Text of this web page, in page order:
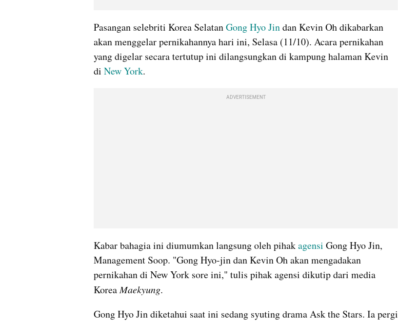
Pasangan selebriti Korea Selatan Gong Hyo Jin dan Kevin Oh dikabarkan
akan menggelar pernikahannya hari ini, Selasa (11/10). Acara pernikahan
yang digelar secara tertutup ini dilangsungkan di kampung halaman Kevin
di New York.
ADVERTISEMENT
Kabar bahagia ini diumumkan langsung oleh pihak agensi Gong Hyo Jin,
Management Soop. "Gong Hyo-jin dan Kevin Oh akan mengadakan
pernikahan di New York sore ini," tulis pihak agensi dikutip dari media
Korea Maekyung.
Gong Hyo Jin diketahui saat ini sedang syuting drama Ask the Stars. Ia pergi